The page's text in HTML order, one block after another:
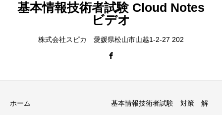
基本情報技術者試験 Cloud Notes
ビデオ
株式会社スピカ 愛媛県松山市山越1-2-27 202
ホーム 基本情報技術者試験 対策 解